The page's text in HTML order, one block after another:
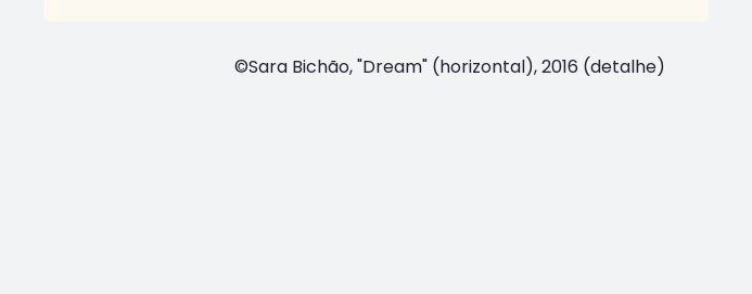
©Sara Bichão, "Dream" (horizontal), 2016 (detalhe)